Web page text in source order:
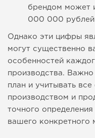
брендом может
000 000
Однако эти цифры
могут существенно
особенностей
производства. Важно
план и учитывать
производством и
точного
вашего конкретного